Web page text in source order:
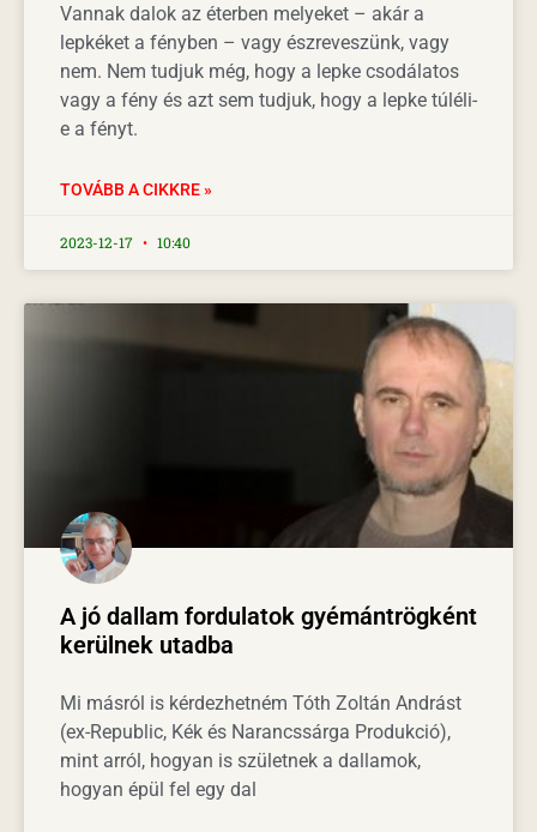
Vannak dalok az éterben melyeket – akár a
lepkéket a fényben – vagy észreveszünk, vagy
nem. Nem tudjuk még, hogy a lepke csodálatos
vagy a fény és azt sem tudjuk, hogy a lepke túléli-
e a fényt.
TOVÁBB A CIKKRE »
2023-12-17 10:40
A jó dallam fordulatok gyémántrögként
kerülnek utadba
Mi másról is kérdezhetném Tóth Zoltán Andrást
(ex-Republic, Kék és Narancssárga Produkció),
mint arról, hogyan is születnek a dallamok,
hogyan épül fel egy dal